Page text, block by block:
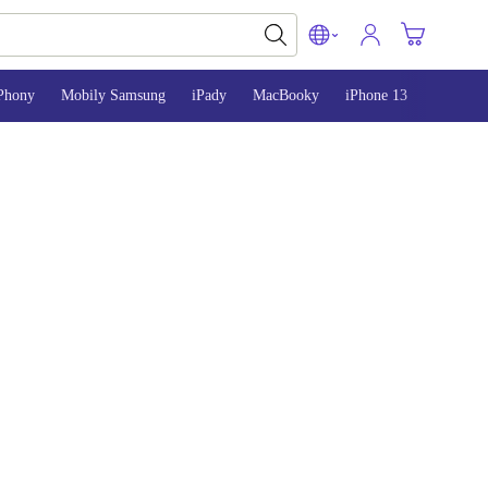
Mobily Samsung iPady MacBooky iPhone 13